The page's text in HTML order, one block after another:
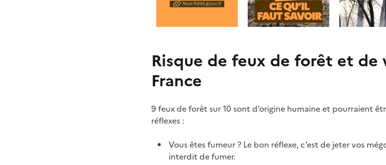
p
r
é
d
s
u
i
n
t
Risque de feux de forêt et de
France
9 feux de forêt sur 10 sont d’origine humaine et pourraient
réflexes :
Vous êtes fumeur ? Le bon réflexe, c’est de jeter vos
interdit de fumer.